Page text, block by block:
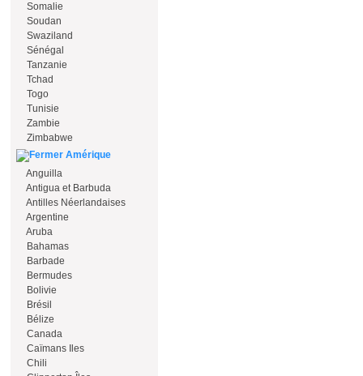
Somalie
Soudan
Swaziland
Sénégal
Tanzanie
Tchad
Togo
Tunisie
Zambie
Zimbabwe
Amérique
Anguilla
Antigua et Barbuda
Antilles Néerlandaises
Argentine
Aruba
Bahamas
Barbade
Bermudes
Bolivie
Brésil
Bélize
Canada
Caïmans Iles
Chili